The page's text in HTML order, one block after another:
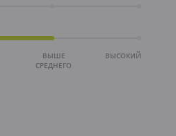
ВЫШЕ
СРЕДНЕГО
ВЫСОКИЙ